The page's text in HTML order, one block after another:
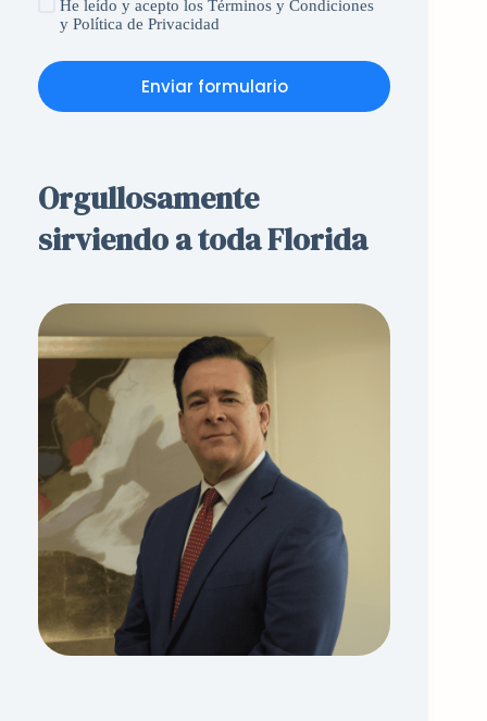
He leído y acepto los Términos y Condiciones
y Política de Privacidad
Enviar formulario
Orgullosamente
sirviendo a toda Florida